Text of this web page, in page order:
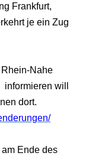
Frankfurt,
je ein Zug
Nahe
informieren will
dort.
Ende des